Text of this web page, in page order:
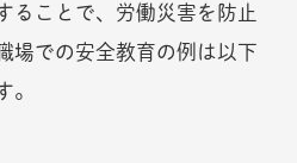
ることで、労働災害を防止
場での安全教育の例は以下
。